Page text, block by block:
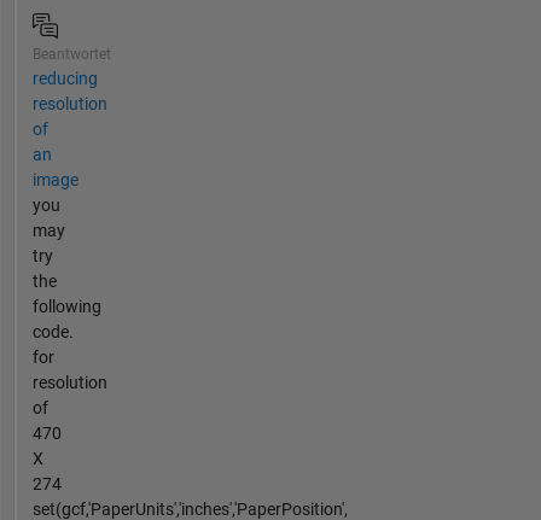
Beantwortet
reducing
resolution
of
an
image
you
may
try
the
following
code.
for
resolution
of
470
X
274
set(gcf,'PaperUnits','inches','PaperPosition',